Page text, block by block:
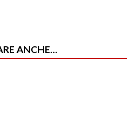
ANCHE...